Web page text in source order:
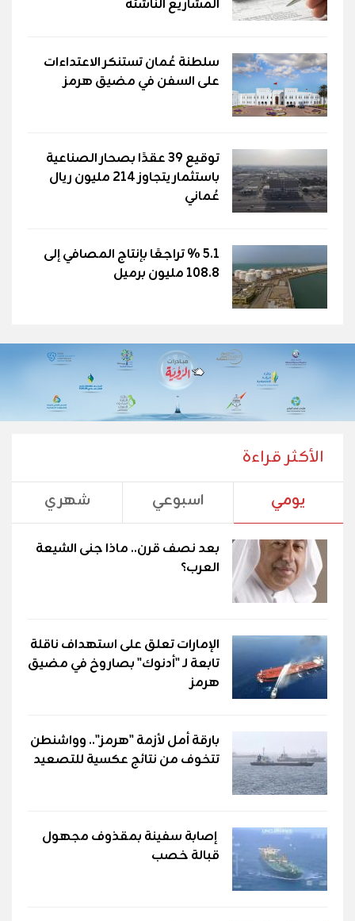
المشاريع الناشئة
سلطنة عُمان تستنكر الاعتداءات
على السفن في مضيق هرمز
توقيع 39 عقدًا بصحار الصناعية
باستثمار يتجاوز 214 مليون ريال
عُماني
5.1 % تراجعًا بإنتاج المصافي إلى
108.8 مليون برميل
الأكثر قراءة
يومي اسبوعي شهري
بعد نصف قرن.. ماذا جنى الشيعة
العرب؟
الإمارات تعلق على استهداف ناقلة
تابعة لـ "أدنوك" بصاروخ في مضيق
هرمز
بارقة أمل لأزمة "هرمز".. وواشنطن
تتخوف من نتائج عكسية للتصعيد
إصابة سفينة بمقذوف مجهول
قبالة خصب